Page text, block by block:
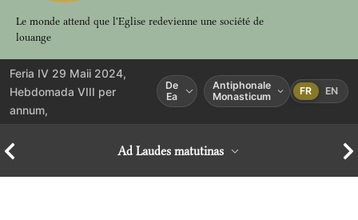
Le monde attend que l'Eglise redevienne une société de
louange
Feria IV 29 Maii 2024,
Hebdomada VIII per
annum,
De
Ea
Antiphonale
Monasticum
FR EN
Ad Laudes matutinas